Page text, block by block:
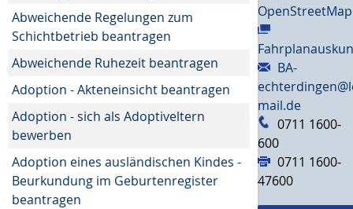
Abweichende Regelungen zum
Schichtbetrieb beantragen
Abweichende Ruhezeit beantragen
Adoption - Akteneinsicht beantragen
Adoption - sich als Adoptiveltern
bewerben
Adoption eines ausländischen Kindes -
Beurkundung im Geburtenregister
beantragen
OpenStreetMap
BA-
mail.de
0711 1600-
600
0711 1600-
47600